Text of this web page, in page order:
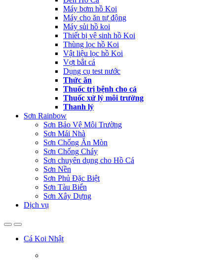
Máy bơm hồ Koi
Máy cho ăn tự động
Máy sủi hồ koi
Thiết bị vệ sinh hồ Koi
Thùng lọc hồ Koi
Vật liệu lọc hồ Koi
Vợt bắt cá
Dụng cụ test nước
Thức ăn
Thuốc trị bệnh cho cá
Thuốc xử lý môi trường
Thanh lý
Sơn Rainbow
Sơn Bảo Vệ Môi Trường
Sơn Mái Nhà
Sơn Chống Ăn Mòn
Sơn Chống Cháy
Sơn chuyên dụng cho Hồ Cá
Sơn Nền
Sơn Phủ Đặc Biệt
Sơn Tàu Biển
Sơn Xây Dựng
Dịch vụ
Cá Koi Nhật